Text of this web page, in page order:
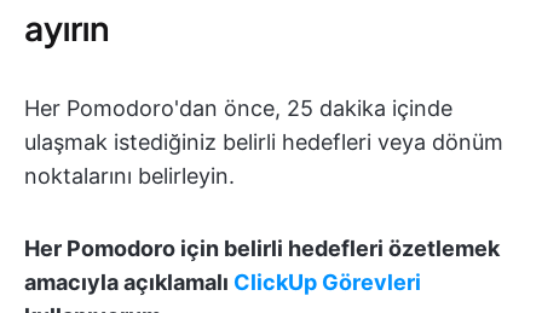
ayırın
Her Pomodoro'dan önce, 25 dakika içinde
ulaşmak istediğiniz belirli hedefleri veya dönüm
noktalarını belirleyin.
Her Pomodoro için belirli hedefleri özetlemek
amacıyla açıklamalı ClickUp Görevleri